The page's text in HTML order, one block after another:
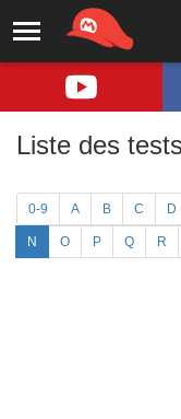
Liste des
0-9 A B C D
N O P Q R